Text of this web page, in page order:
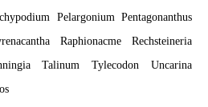
Pelargonium Pentagonanthus
Raphionacme
Rechsteineria
Talinum Tylecodon
Uncarina